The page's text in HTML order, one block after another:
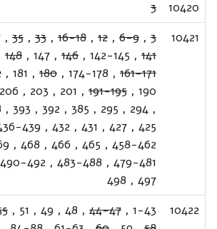
10420
3
10421
3
,
6-9
,
12
,
16-18
,
33
,
35
,
141
,
142-145
,
146
,
147
,
148
161-171
,
174-178
,
180
,
181
,
190
,
191-195
,
201
,
203
,
206
,
294
,
295
,
385
,
392
,
393
,
425
,
427
,
431
,
432
,
439
458-462
,
465
,
466
,
468
,
479-481
,
483-488
,
490-492
497
,
498
10422
1-43
,
44-47
,
48
,
49
,
51
,